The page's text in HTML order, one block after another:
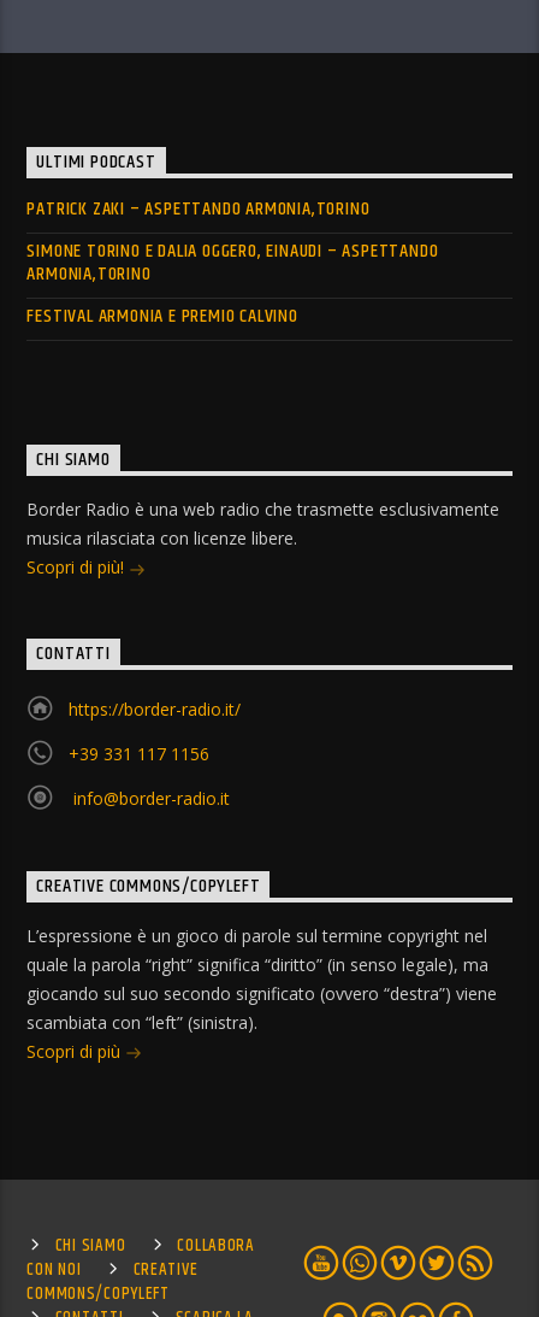
ULTIMI PODCAST
PATRICK ZAKI – ASPETTANDO ARMONIA,TORINO
SIMONE TORINO E DALIA OGGERO, EINAUDI – ASPETTANDO
ARMONIA,TORINO
FESTIVAL ARMONIA E PREMIO CALVINO
CHI SIAMO
Border Radio è una web radio che trasmette esclusivamente
musica rilasciata con licenze libere.
Scopri di più!
CONTATTI
https://border-radio.it/
+39 331 117 1156
info@border-radio.it
CREATIVE COMMONS/COPYLEFT
L’espressione è un gioco di parole sul termine copyright nel
quale la parola “right” significa “diritto” (in senso legale), ma
giocando sul suo secondo significato (ovvero “destra”) viene
scambiata con “left” (sinistra).
Scopri di più
CHI SIAMO
COLLABORA
CON NOI
CREATIVE
COMMONS/COPYLEFT